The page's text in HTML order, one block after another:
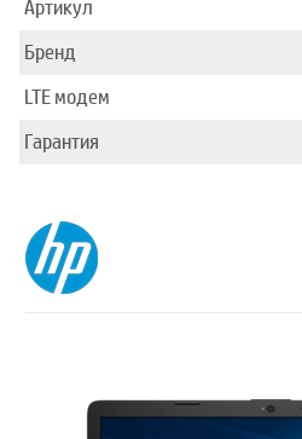
Артикул
Бренд
LTE модем
Гарантия